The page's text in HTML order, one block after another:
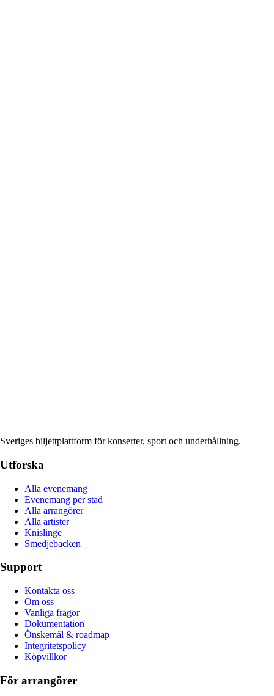
Sveriges biljettplattform för konserter, sport och underhållning.
Utforska
Alla evenemang
Evenemang per stad
Alla arrangörer
Alla artister
Knislinge
Smedjebacken
Support
Kontakta oss
Om oss
Vanliga frågor
Dokumentation
Önskemål & roadmap
Integritetspolicy
Köpvillkor
För arrangörer